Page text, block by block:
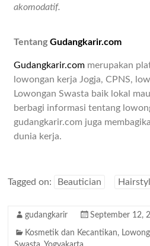
akomodatif.
TentangGudangkarir.com
Gudangkarir.com merupakan
lowongan kerja Jogja, CPNS,
Lowongan Swasta baik lokal
berbagi informasi tentang
gudangkarir.com juga
dunia kerja.
Tagged on: Beautician
gudangkarir September 12,
Kosmetik dan Kecantikan,